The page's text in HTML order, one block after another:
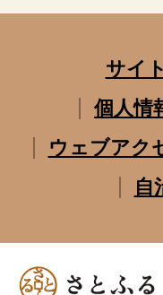
サイ
個人情
ウェブアク
自